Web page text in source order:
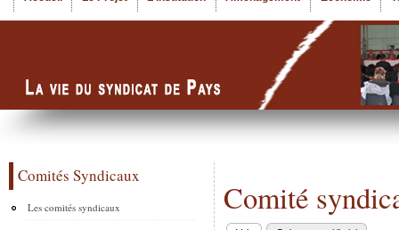
Menu principal
Comités Syndicaux
Les comités syndicaux Comité